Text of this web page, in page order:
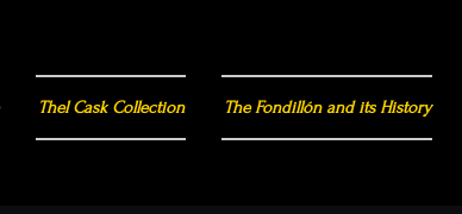
Thel Cask Collection The Fondillón and its History